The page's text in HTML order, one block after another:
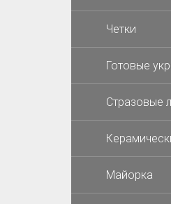
Четки
Готовые
Стразовые
Майорка